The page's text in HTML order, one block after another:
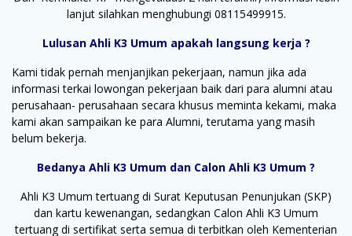
lanjut silahkan menghubungi 08115499915.
Lulusan Ahli K3 Umum apakah langsung kerja ?
Kami tidak pernah menjanjikan pekerjaan, namun jika ada
informasi terkai lowongan pekerjaan baik dari para alumni atau
perusahaan- perusahaan secara khusus meminta kekami, maka
kami akan sampaikan ke para Alumni, terutama yang masih
belum bekerja.
Bedanya Ahli K3 Umum dan Calon Ahli K3 Umum ?
Ahli K3 Umum tertuang di Surat Keputusan Penunjukan (SKP)
dan kartu kewenangan, sedangkan Calon Ahli K3 Umum
tertuang di sertifikat serta semua di terbitkan oleh Kementerian